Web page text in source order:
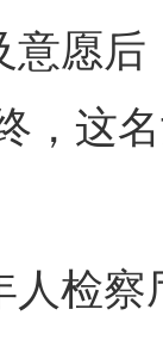
愿后
，这
检察